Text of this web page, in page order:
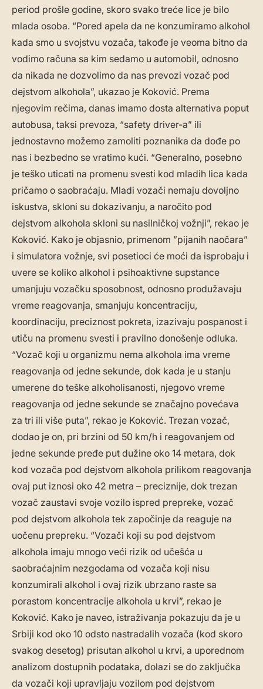
period prošle godine, skoro svako treće lice je bilo
mlada osoba. “Pored apela da ne konzumiramo alkohol
kada smo u svojstvu vozača, takođe je veoma bitno da
vodimo računa sa kim sedamo u automobil, odnosno
da nikada ne dozvolimo da nas prevozi vozač pod
dejstvom alkohola”, ukazao je Koković. Prema
njegovim rečima, danas imamo dosta alternativa poput
autobusa, taksi prevoza, “safety driver-a” ili
jednostavno možemo zamoliti poznanika da dođe po
nas i bezbedno se vratimo kući. “Generalno, posebno
je teško uticati na promenu svesti kod mladih lica kada
pričamo o saobraćaju. Mladi vozači nemaju dovoljno
iskustva, skloni su dokazivanju, a naročito pod
dejstvom alkohola skloni su nasilničkoj vožnji”, rekao je
Koković. Kako je objasnio, primenom ”pijanih naočara”
i simulatora vožnje, svi posetioci će moći da isprobaju i
uvere se koliko alkohol i psihoaktivne supstance
umanjuju vozačku sposobnost, odnosno produžavaju
vreme reagovanja, smanjuju koncentraciju,
koordinaciju, preciznost pokreta, izazivaju pospanost i
utiču na promenu svesti i pravilno donošenje odluka.
“Vozač koji u organizmu nema alkohola ima vreme
reagovanja od jedne sekunde, dok kada je u stanju
umerene do teške alkoholisanosti, njegovo vreme
reagovanja od jedne sekunde se značajno povećava
za tri ili više puta”, rekao je Koković. Trezan vozač,
dodao je on, pri brzini od 50 km/h i reagovanjem od
jedne sekunde pređe put dužine oko 14 metara, dok
kod vozača pod dejstvom alkohola prilikom reagovanja
ovaj put iznosi oko 42 metra – preciznije, dok trezan
vozač zaustavi svoje vozilo ispred prepreke, vozač
pod dejstvom alkohola tek započinje da reaguje na
uočenu prepreku. “Vozači koji su pod dejstvom
alkohola imaju mnogo veći rizik od učešća u
saobraćajnim nezgodama od vozača koji nisu
konzumirali alkohol i ovaj rizik ubrzano raste sa
porastom koncentracije alkohola u krvi”, rekao je
Koković. Kako je naveo, istraživanja pokazuju da je u
Srbiji kod oko 10 odsto nastradalih vozača (kod skoro
svakog desetog) prisutan alkohol u krvi, a uporednom
analizom dostupnih podataka, dolazi se do zaključka
da vozači koji upravljaju vozilom pod dejstvom